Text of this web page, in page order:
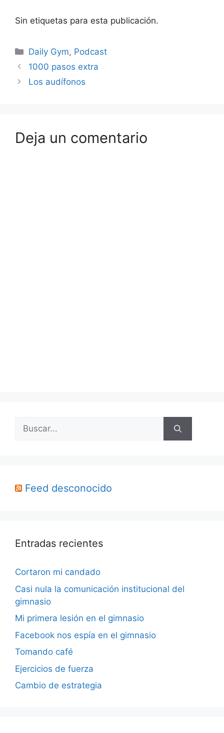
Sin etiquetas para esta publicación.
Categorías
Daily Gym, Podcast
1000 pasos extra
Los audífonos
Deja un comentario
Buscar:
Feed desconocido
Entradas recientes
Cortaron mi candado
Casi nula la comunicación institucional del
gimnasio
Mi primera lesión en el gimnasio
Facebook nos espía en el gimnasio
Tomando café
Ejercicios de fuerza
Cambio de estrategia